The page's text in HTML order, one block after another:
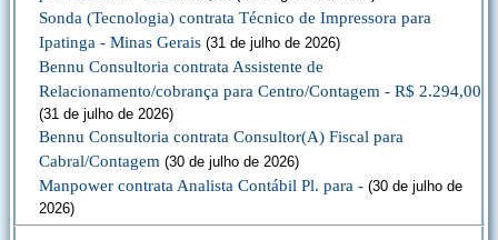
Sonda (Tecnologia) contrata Técnico de Impressora para
Ipatinga - Minas Gerais (31 de julho de 2026)
Bennu Consultoria contrata Assistente de
Relacionamento/cobrança para Centro/Contagem - R$ 2.294,00
(31 de julho de 2026)
Bennu Consultoria contrata Consultor(A) Fiscal para
Cabral/Contagem (30 de julho de 2026)
Manpower contrata Analista Contábil Pl. para - (30 de julho de
2026)